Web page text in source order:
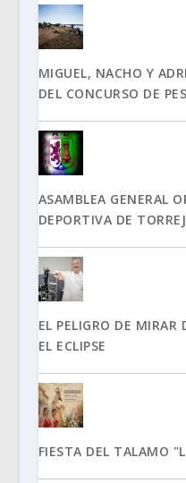
MIGUEL, NACHO Y
DEL CONCURSO DE
ASAMBLEA GENERAL
DEPORTIVA DE
EL PELIGRO DE
EL ECLIPSE
FIESTA DEL TALAMO